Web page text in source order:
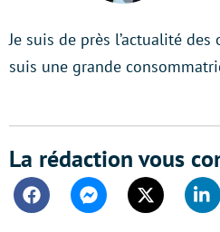
Je suis de près l’actualité
suis une grande
La rédaction vous
FacebookMessengerTwitter